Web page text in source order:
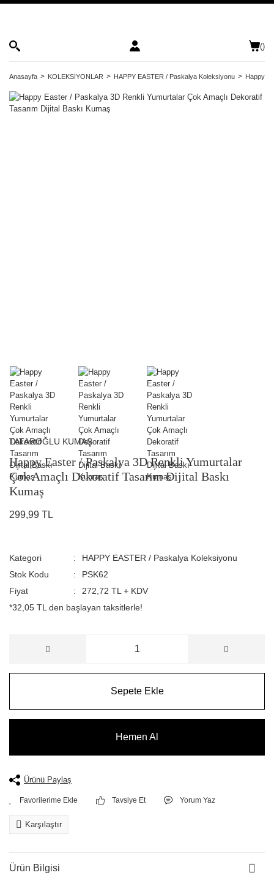
()
Anasayfa KOLEKSİYONLAR HAPPY EASTER / Paskalya Koleksiyonu Happy
TATAROĞLU KUMAŞ
Happy Easter / Paskalya 3D Renkli Yumurtalar
Çok Amaçlı Dekoratif Tasarım Dijital Baskı
Kumaş
299,99 TL
Kategori
HAPPY EASTER / Paskalya Koleksiyonu
Stok Kodu
PSK62
Fiyat
272,72 TL + KDV
*32,05 TL den başlayan taksitlerle!
Sepete Ekle
Hemen Al
Ürünü Paylaş
Tavsiye Et Yorum Yaz
Karşılaştır
Ürün Bilgisi